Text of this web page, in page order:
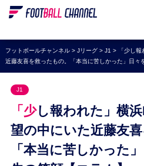
WEリーグ
海外サッカー
プレミアリーグ
セリエA
ブンデスリーガ
UEFA
フットボールチャンネル> Jリーグ> J1 >
「少し
近藤友喜を救ったもの。「本当に苦しかった」日々
J1
「少し報われた」横浜F・マリノス、絶
望の中にいた近藤友喜
「本当に苦しかった